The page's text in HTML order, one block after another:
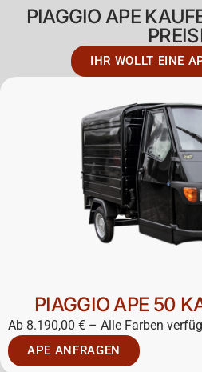
PIAGGIO APE
IHR WOLLT EINE
PIAGGIO APE 50
Ab 8.190,00 € – Alle Farben
APE ANFRAGEN